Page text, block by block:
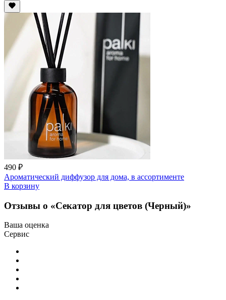
490 ₽
Ароматический диффузор для дома, в ассортименте
В корзину
Отзывы о «Секатор для цветов (Черный)»
Ваша оценка
Сервис